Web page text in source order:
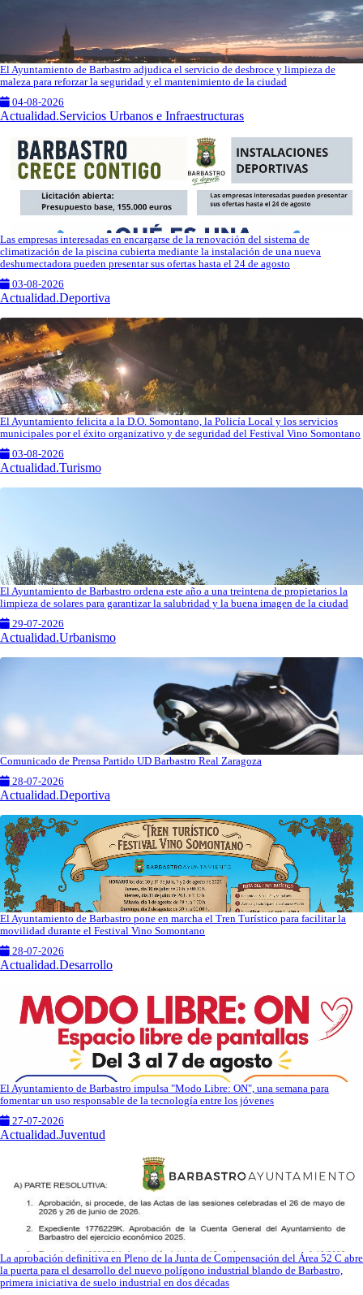
El Ayuntamiento de Barbastro adjudica el servicio de desbroce y limpieza de
maleza para reforzar la seguridad y el mantenimiento de la ciudad
04-08-2026
Actualidad.Servicios Urbanos e Infraestructuras
Las empresas interesadas en encargarse de la renovación del sistema de
climatización de la piscina cubierta mediante la instalación de una nueva
deshumectadora pueden presentar sus ofertas hasta el 24 de agosto
03-08-2026
Actualidad.Deportiva
El Ayuntamiento felicita a la D.O. Somontano, la Policía Local y los servicios
municipales por el éxito organizativo y de seguridad del Festival Vino Somontano
03-08-2026
Actualidad.Turismo
El Ayuntamiento de Barbastro ordena este año a una treintena de propietarios la
limpieza de solares para garantizar la salubridad y la buena imagen de la ciudad
29-07-2026
Actualidad.Urbanismo
Comunicado de Prensa Partido UD Barbastro Real Zaragoza
28-07-2026
Actualidad.Deportiva
El Ayuntamiento de Barbastro pone en marcha el Tren Turístico para facilitar la
movilidad durante el Festival Vino Somontano
28-07-2026
Actualidad.Desarrollo
El Ayuntamiento de Barbastro impulsa "Modo Libre: ON", una semana para
fomentar un uso responsable de la tecnología entre los jóvenes
27-07-2026
Actualidad.Juventud
La aprobación definitiva en Pleno de la Junta de Compensación del Área 52 C abre
la puerta para el desarrollo del nuevo polígono industrial blando de Barbastro,
primera iniciativa de suelo industrial en dos décadas